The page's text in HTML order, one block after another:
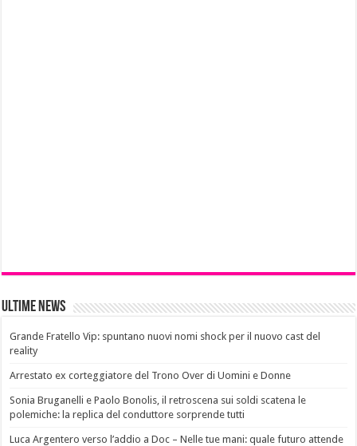
Ultime News
Grande Fratello Vip: spuntano nuovi nomi shock per il nuovo cast del
reality
Arrestato ex corteggiatore del Trono Over di Uomini e Donne
Sonia Bruganelli e Paolo Bonolis, il retroscena sui soldi scatena le
polemiche: la replica del conduttore sorprende tutti
Luca Argentero verso l’addio a Doc – Nelle tue mani: quale futuro attende